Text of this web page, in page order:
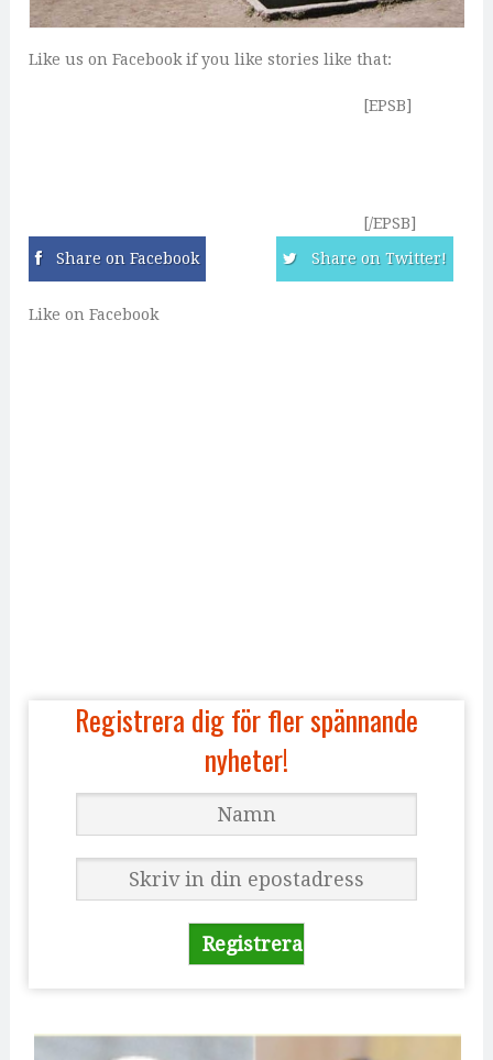
Like us on Facebook if you like stories like that:
[EPSB]
[/EPSB]
Share on Facebook
Share on Twitter!
Like on Facebook
Registrera dig för fler spännande
nyheter!